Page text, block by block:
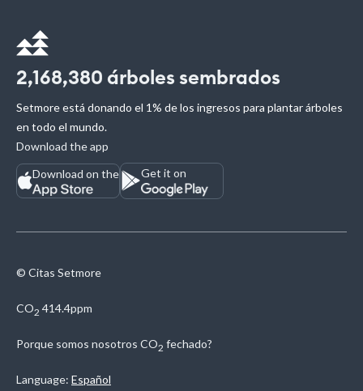
2,168,380 árboles sembrados
Setmore está donando el 1% de los ingresos para plantar árboles
en todo el mundo.
Download the app
Download on the
Get it on
© Citas Setmore
CO2 414.4ppm
Porque somos nosotros CO2 fechado?
Language: Español